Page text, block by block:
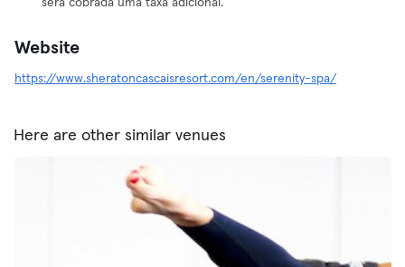
será cobrada uma taxa adicional.
Website
https://www.sheratoncascaisresort.com/en/serenity-spa/
Here are other similar venues